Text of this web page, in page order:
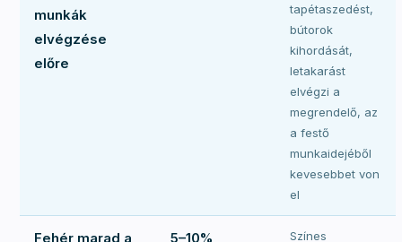
munkák
elvégzése
előre
tapétaszedést,
bútorok
kihordását,
letakarást
elvégzi a
megrendelő, az
a festő
munkaidejéből
kevesebbet von
el
Fehér marad a
5–10%
Színes